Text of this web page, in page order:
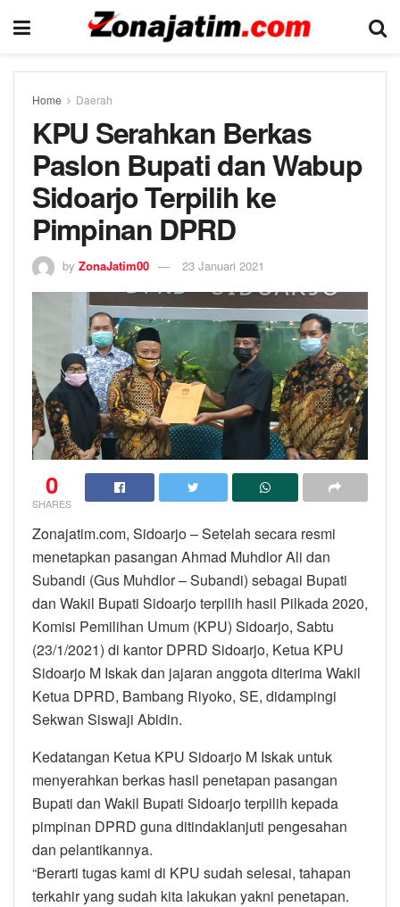
Home Daerah
KPU Serahkan Berkas
Paslon Bupati dan Wabup
Sidoarjo Terpilih ke
Pimpinan DPRD
by ZonaJatim00 23 Januari 2021
0
SHARES
Zonajatim.com, Sidoarjo – Setelah secara resmi
menetapkan pasangan Ahmad Muhdlor Ali dan
Subandi (Gus Muhdlor – Subandi) sebagai Bupati
dan Wakil Bupati Sidoarjo terpilih hasil Pilkada 2020,
Komisi Pemilihan Umum (KPU) Sidoarjo, Sabtu
(23/1/2021) di kantor DPRD Sidoarjo, Ketua KPU
Sidoarjo M Iskak dan jajaran anggota diterima Wakil
Ketua DPRD, Bambang Riyoko, SE, didampingi
Sekwan Siswaji Abidin.
Kedatangan Ketua KPU Sidoarjo M Iskak untuk
menyerahkan berkas hasil penetapan pasangan
Bupati dan Wakil Bupati Sidoarjo terpilih kepada
pimpinan DPRD guna ditindaklanjuti pengesahan
dan pelantikannya.
“Berarti tugas kami di KPU sudah selesai, tahapan
terkahir yang sudah kita lakukan yakni penetapan.